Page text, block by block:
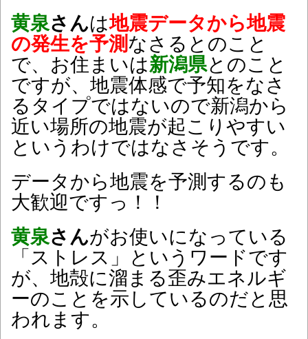
黄泉さんは地震データから地震
の発生を予測なさるとのこと
で、お住まいは新潟県とのこと
ですが、地震体感で予知をなさ
るタイプではないので新潟から
近い場所の地震が起こりやすい
というわけではなさそうです。
データから地震を予測するのも
大歓迎ですっ！！
黄泉さんがお使いになっている
「ストレス」というワードです
が、地殻に溜まる歪みエネルギ
ーのことを示しているのだと思
われます。